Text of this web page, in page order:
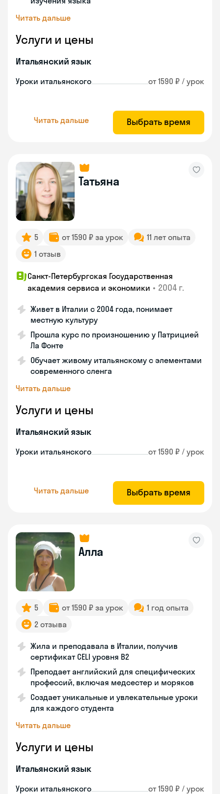
Читать дальше
Услуги и цены
Итальянский язык
Уроки итальянского от 1590 ₽ / урок
Читать дальше Выбрать время
Татьяна
5 от 1590 ₽ за урок
11 лет опыта
1 отзыв
Санкт-Петербургская Государственная
академия сервиса и экономики • 2004 г.
Живет в Италии с 2004 года, понимает
местную культуру
Прошла курс по произношению у Патрицией
Ла Фонте
Обучает живому итальянскому с элементами
современного сленга
Читать дальше
Услуги и цены
Итальянский язык
Уроки итальянского от 1590 ₽ / урок
Читать дальше Выбрать время
Алла
5 от 1590 ₽ за урок
1 год опыта
2 отзыва
Жила и преподавала в Италии, получив
сертификат CELI уровня В2
Преподает английский для специфических
профессий, включая медсестер и моряков
Создает уникальные и увлекательные уроки
для каждого студента
Читать дальше
Услуги и цены
Итальянский язык
Уроки итальянского от 1590 ₽ / урок